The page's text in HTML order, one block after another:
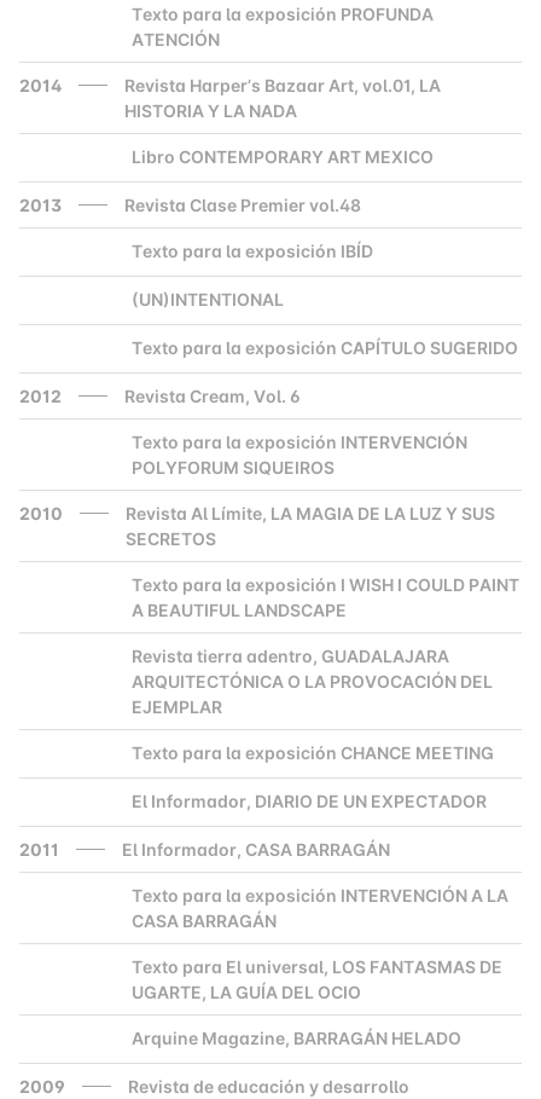
Texto para la exposición PROFUNDA
ATENCIÓN
2014
Revista Harper’s Bazaar Art, vol.01, LA
HISTORIA Y LA NADA
Libro CONTEMPORARY ART MEXICO
2013 Revista Clase Premier vol.48
Texto para la exposición IBÍD
(UN)INTENTIONAL
Texto para la exposición CAPÍTULO SUGERIDO
2012 Revista Cream, Vol. 6
Texto para la exposición INTERVENCIÓN
POLYFORUM SIQUEIROS
2010
Revista Al Límite, LA MAGIA DE LA LUZ Y SUS
SECRETOS
Texto para la exposición I WISH I COULD PAINT
A BEAUTIFUL LANDSCAPE
Revista tierra adentro, GUADALAJARA
ARQUITECTÓNICA O LA PROVOCACIÓN DEL
EJEMPLAR
Texto para la exposición CHANCE MEETING
El Informador, DIARIO DE UN EXPECTADOR
2011 El Informador, CASA BARRAGÁN
Texto para la exposición INTERVENCIÓN A LA
CASA BARRAGÁN
Texto para El universal, LOS FANTASMAS DE
UGARTE, LA GUÍA DEL OCIO
Arquine Magazine, BARRAGÁN HELADO
2009 Revista de educación y desarrollo